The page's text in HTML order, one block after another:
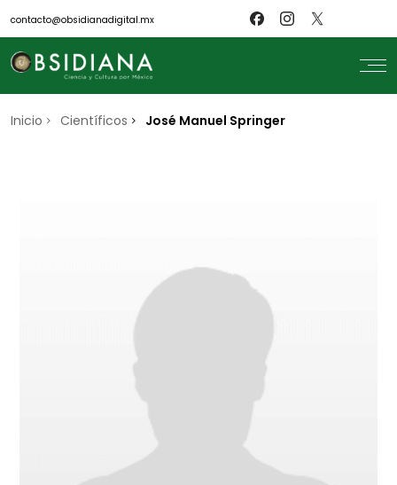
contacto@obsidianadigital.mx
search
Inicio Científicos José Manuel Springer